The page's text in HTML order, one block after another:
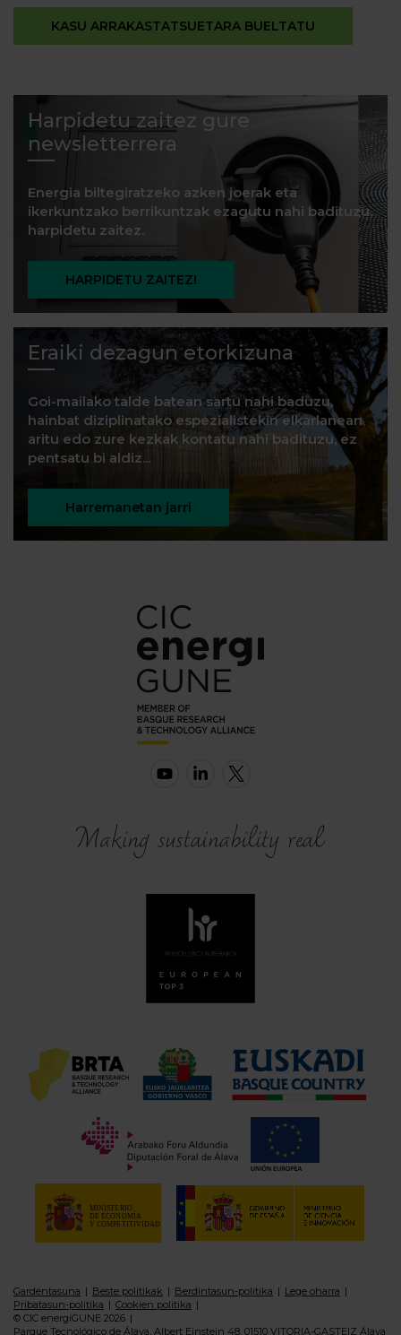
KASU ARRAKASTATSUETARA BUELTATU
Harpidetu zaitez gure
newsletterrera
Energia biltegiratzeko azken joerak eta
ikerkuntzako berrikuntzak ezagutu nahi badituzu,
harpidetu zaitez.
HARPIDETU ZAITEZ!
Eraiki dezagun etorkizuna
Goi-mailako talde batean sartu nahi baduzu,
hainbat diziplinatako espezialistekin elkarlanean
aritu edo zure kezkak kontatu nahi badituzu, ez
pentsatu bi aldiz...
Harremanetan jarri
Gardentasuna Beste politikak Berdintasun-politika
Lege oharra
Pribatasun-politika
Cookien politika
© CIC energiGUNE 2026
Parque Tecnológico de Álava, Albert Einstein 48, 01510 VITORIA-GASTEIZ Álava